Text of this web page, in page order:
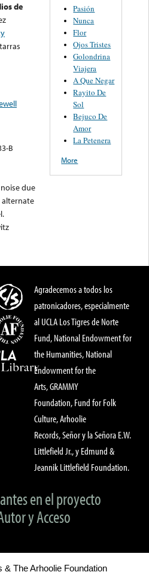
de
B
due
alternate
Pasión
Nunca
Flor
Ojos Tristes
Golondrina
Viajera
A Que Negar
Rayito De
Sol
Bejuco De
Amor
La Petenera
More
Agradecemos a todos los
patronicadores, especialmente
al UCLA Los Tigres de Norte
Fund, National Endowment for
the Humanities, National
Endowment for the
Arts, GRAMMY
Foundation, Fund for Folk
Culture, Arhoolie
Records, Señor y la Señora E.W.
Littlefield Jr., y Edmund &
Jeannik Littlefield Foundation.
en el proyecto
y Acceso
The Arhoolie Foundation